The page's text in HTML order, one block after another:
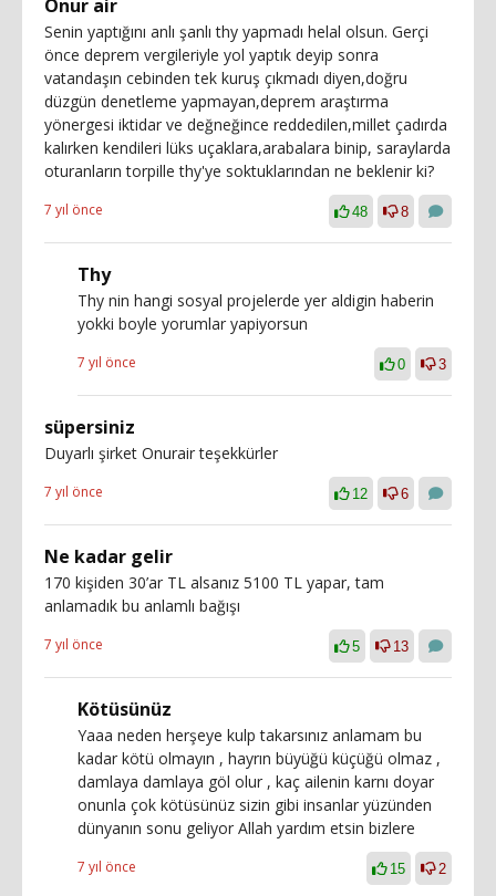
Onur air
Senin yaptığını anlı şanlı thy yapmadı helal olsun. Gerçi
önce deprem vergileriyle yol yaptık deyip sonra
vatandaşın cebinden tek kuruş çıkmadı diyen,doğru
düzgün denetleme yapmayan,deprem araştırma
yönergesi iktidar ve değneğince reddedilen,millet çadırda
kalırken kendileri lüks uçaklara,arabalara binip, saraylarda
oturanların torpille thy'ye soktuklarından ne beklenir ki?
7 yıl önce 48 8
Thy
Thy nin hangi sosyal projelerde yer aldigin haberin
yokki boyle yorumlar yapiyorsun
7 yıl önce 0 3
süpersiniz
Duyarlı şirket Onurair teşekkürler
7 yıl önce 12 6
Ne kadar gelir
170 kişiden 30’ar TL alsanız 5100 TL yapar, tam
anlamadık bu anlamlı bağışı
7 yıl önce 5 13
Kötüsünüz
Yaaa neden herşeye kulp takarsınız anlamam bu
kadar kötü olmayın , hayrın büyüğü küçüğü olmaz ,
damlaya damlaya göl olur , kaç ailenin karnı doyar
onunla çok kötüsünüz sizin gibi insanlar yüzünden
dünyanın sonu geliyor Allah yardım etsin bizlere
7 yıl önce 15 2